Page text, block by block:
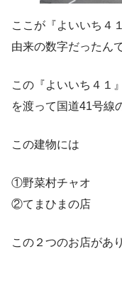
ここが『よいいち４
由来の数字だったん
この『よいいち４１
を渡って国道41号線
この建物には
①野菜村チャオ
②てまひまの店
この２つのお店があ